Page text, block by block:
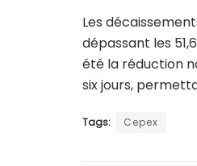
Les
dépassant les
été la réduction
six jours,
Tags: Cepex